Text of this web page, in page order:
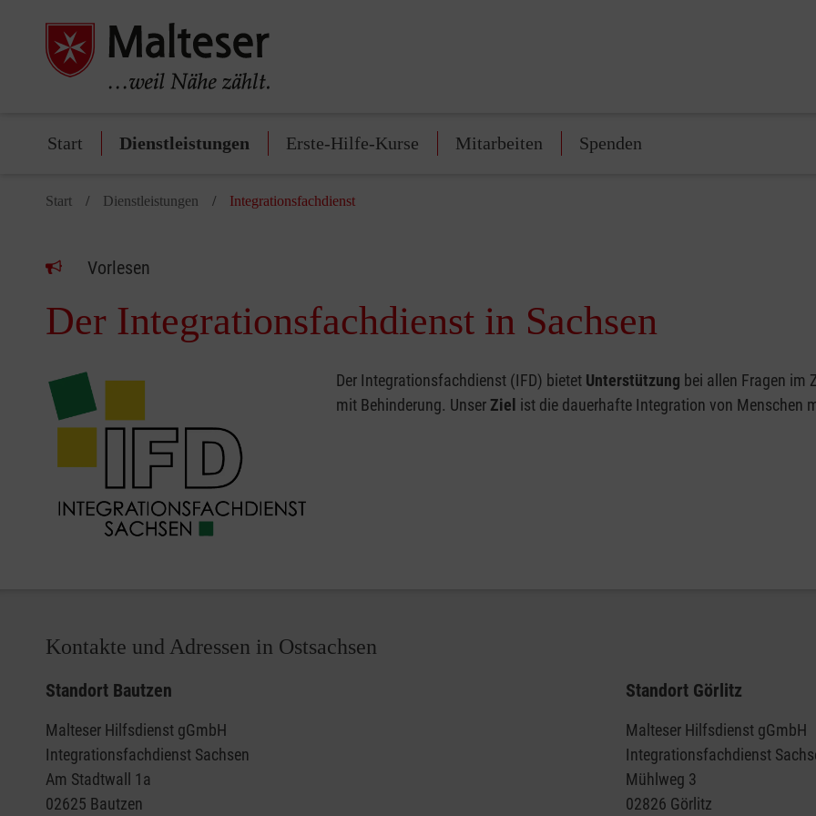
Start Dienstleistungen Erste-Hilfe-Kurse Mitarbeiten Spenden
Start Dienstleistungen Integrationsfachdienst
Vorlesen
Der Integrationsfachdienst in Sachsen
Der Integrationsfachdienst (IFD) bietet Unterstützung bei allen Fragen im
mit Behinderung. Unser Ziel ist die dauerhafte Integration von Menschen
Kontakte und Adressen in Ostsachsen
Standort Bautzen
Malteser Hilfsdienst gGmbH
Integrationsfachdienst Sachsen
Am Stadtwall 1a
02625 Bautzen
Standort Görlitz
Malteser Hilfsdienst gGmbH
Integrationsfachdienst
Mühlweg 3
02826 Görlitz